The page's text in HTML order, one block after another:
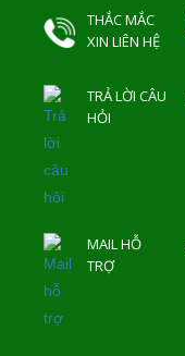
THẮC MẮC
XIN LIÊN HỆ
TRẢ LỜI CÂU
HỎI
MAIL HỖ
TRỢ